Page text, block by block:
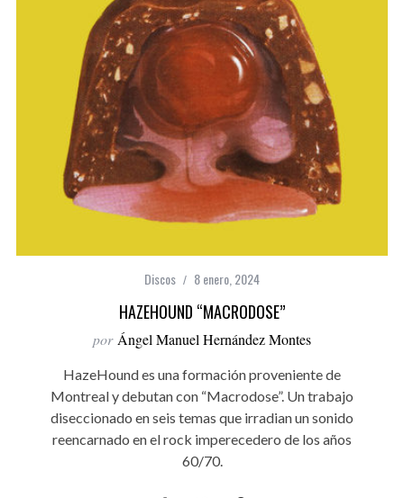
Discos 8 enero, 2024
HAZEHOUND “MACRODOSE”
por Ángel Manuel Hernández Montes
HazeHound es una formación proveniente de
Montreal y debutan con “Macrodose”. Un trabajo
diseccionado en seis temas que irradian un sonido
reencarnado en el rock imperecedero de los años
60/70.